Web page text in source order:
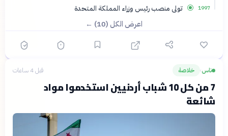
1997 تولى منصب رئيس وزراء المملكة المتحدة
اعرض الكل (10) ←
ناس› خلاصة قبل 4 ساعات
7 من كل 10 شباب أردنيين استخدموا مواد
شائعة